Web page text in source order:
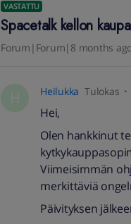
VASTATTU
Spacetalk kellon
Forum|Forum|8 months
Heilukka Tulokas
Hei,
Olen hankkinut
Viimeisimmän
merkittäviä
Päivityksen